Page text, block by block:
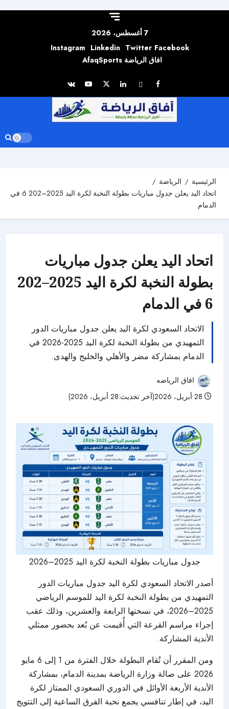
7 أغسطس، 2026
Facebook
Twitter
Linkedin
Instagram
افاق الرياضة AfaqSports
الرئيسية
الرياضة
اتحاد اليد يعلن جدول مباريات بطولة النخبة لكرة اليد 2025–202 6 في
الدمام
اتحاد اليد يعلن جدول مباريات
بطولة النخبة لكرة اليد 2025–202
6 في الدمام
الاتحاد السعودي لكرة اليد يعلن جدول مباريات الدور
التمهيدي من بطولة النخبة لكرة اليد 2025-2026 في
الدمام بمشاركة مضر والأهلي والخليج والهدى.
افاق الرياضه
جدول مباريات بطولة النخبة لكرة اليد 2025–2026
أصدر الاتحاد السعودي لكرة اليد جدول مباريات الدور
التمهيدي من بطولة النخبة لكرة اليد للموسم الرياضي
2025–2026، في نسختها الرابعة والعشرين، وذلك عقب
إجراء مراسم القرعة التي أُقيمت عن بُعد بحضور ممثلي
الأندية المشاركة.
ومن المقرر أن تُقام البطولة خلال الفترة من 1 إلى 6 مايو
2026 على صالة وزارة الرياضة بمدينة الدمام، بمشاركة
الأندية الأربعة الأوائل في الدوري السعودي الممتاز لكرة
اليد، في إطار تنافسي يجمع نخبة الفرق الساعية إلى التتويج